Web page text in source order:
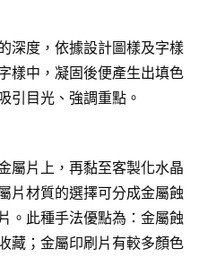
深度，依據設計圖樣及字樣
樣中，凝固後便產生出填色
引目光、強調重點。
屬片上，再黏至客製化水晶
片材質的選擇可分成金屬蝕
。此種手法優點為：金屬蝕
藏；金屬印刷片有較多顏色